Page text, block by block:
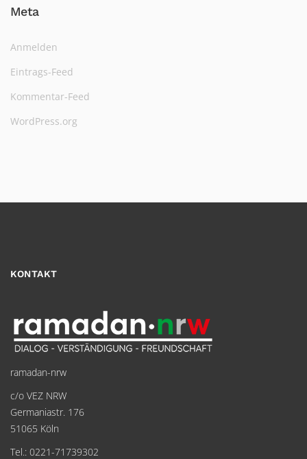
Meta
Anmelden
Eintrags-Feed
Kommentar-Feed
WordPress.org
KONTAKT
ramadan-nrw
c/o VEZ NRW
Germaniastr. 176
51065 Köln
Tel.: 0221-71739302